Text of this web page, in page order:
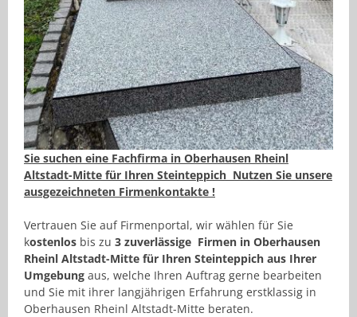
Sie suchen eine Fachfirma in Oberhausen Rheinl
Altstadt-Mitte für Ihren Steinteppich Nutzen Sie unsere
ausgezeichneten Firmenkontakte !
Vertrauen Sie auf Firmenportal, wir wählen für Sie
kostenlos bis zu 3 zuverlässige Firmen in Oberhausen
Rheinl Altstadt-Mitte für Ihren Steinteppich aus Ihrer
Umgebung aus, welche Ihren Auftrag gerne bearbeiten
und Sie mit ihrer langjährigen Erfahrung erstklassig in
Oberhausen Rheinl Altstadt-Mitte beraten.